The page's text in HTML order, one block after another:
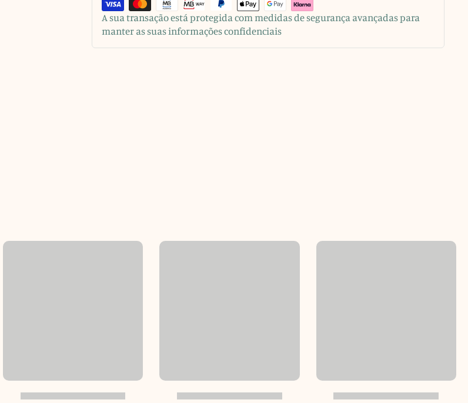
A sua transação está protegida com medidas de segurança avançadas para
manter as suas informações confidenciais